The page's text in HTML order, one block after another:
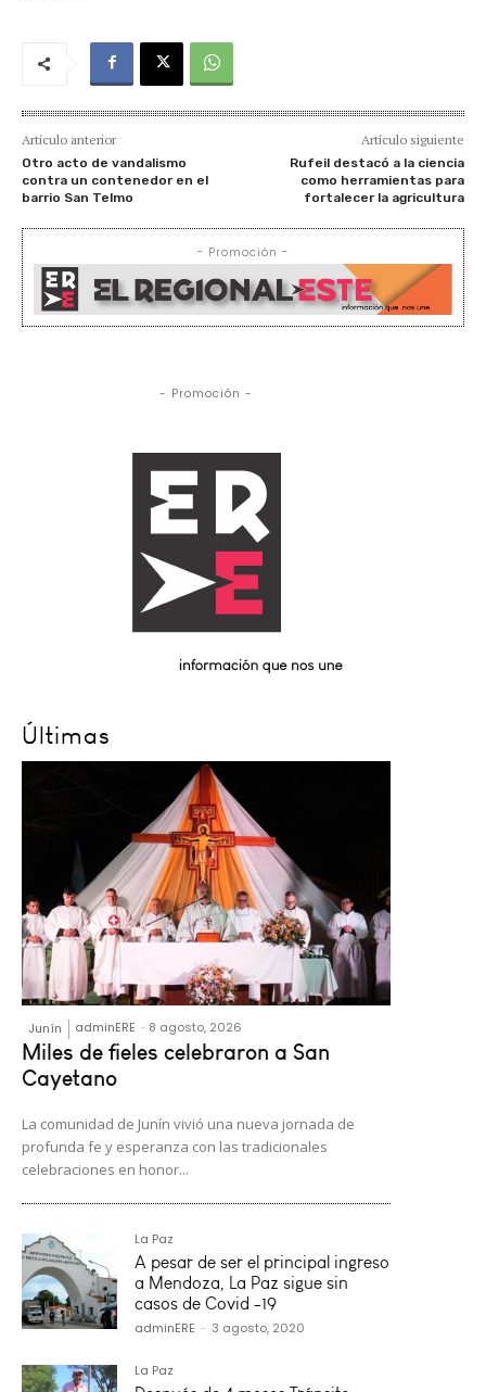
Artículo anterior
Otro acto de vandalismo
contra un contenedor en el
barrio San Telmo
Artículo siguiente
Rufeil destacó a la ciencia
como herramientas para
fortalecer la agricultura
- Promoción -
- Promoción -
Últimas
Junín adminERE - 8 agosto, 2026
Miles de fieles celebraron a San
Cayetano
La comunidad de Junín vivió una nueva jornada de
profunda fe y esperanza con las tradicionales
celebraciones en honor...
La Paz
A pesar de ser el principal ingreso
a Mendoza, La Paz sigue sin
casos de Covid -19
adminERE - 3 agosto, 2020
La Paz